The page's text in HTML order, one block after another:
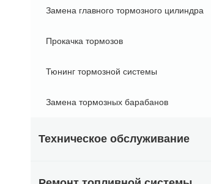
Замена главного тормозного цилиндра
Прокачка тормозов
Тюнинг тормозной системы
Замена тормозных барабанов
Техническое обслуживание